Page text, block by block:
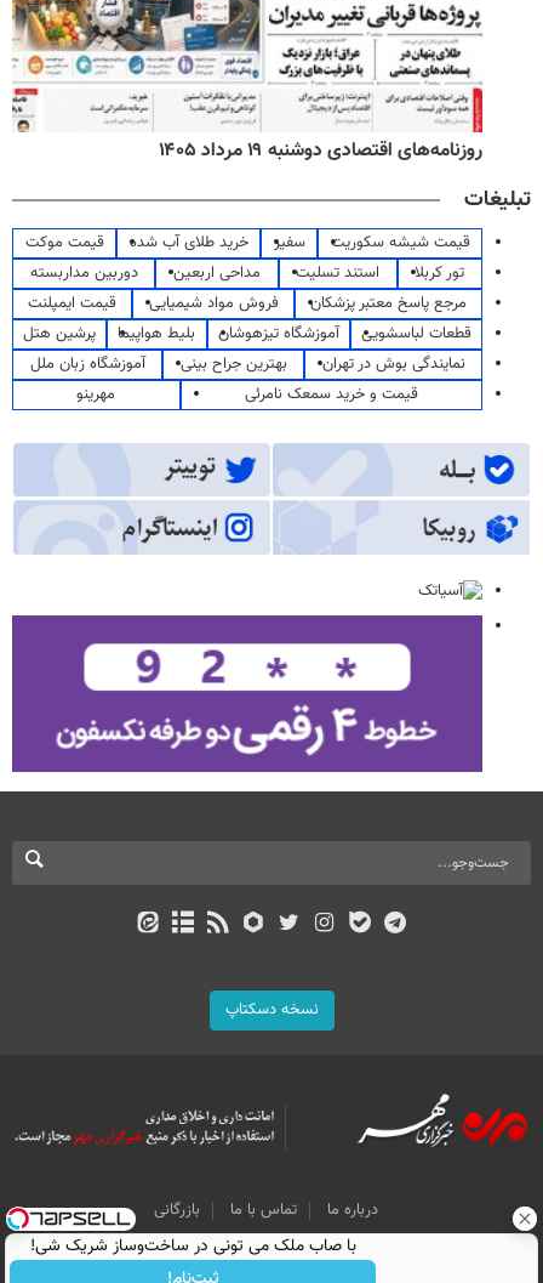
روزنامه‌های اقتصادی دوشنبه ۱۹ مرداد ۱۴۰۵
تبلیغات
قیمت شیشه سکوریت سفیر خرید طلای آب شده
قیمت موکت
تور کربلا
استند تسلیت مداحی اربعین
دوربین مداربسته
مرجع پاسخ معتبر پزشکان
فروش مواد شیمیایی
قیمت ایمپلنت
قطعات لباسشویی
آموزشگاه تیزهوشان بلیط هواپیما
پرشین هتل
نمایندگی بوش در تهران
بهترین جراح بینی
آموزشگاه زبان ملل
قیمت و خرید سمعک نامرئی
مهرینو
نسخه دسکتاپ
درباره ما تماس با ما
بازرگانی
All Content by Mehr News Agency is licensed under a Creative Commons
Attribution 4.0 International License.
با صاب ملک می تونی در ساخت‌وساز شریک شی!